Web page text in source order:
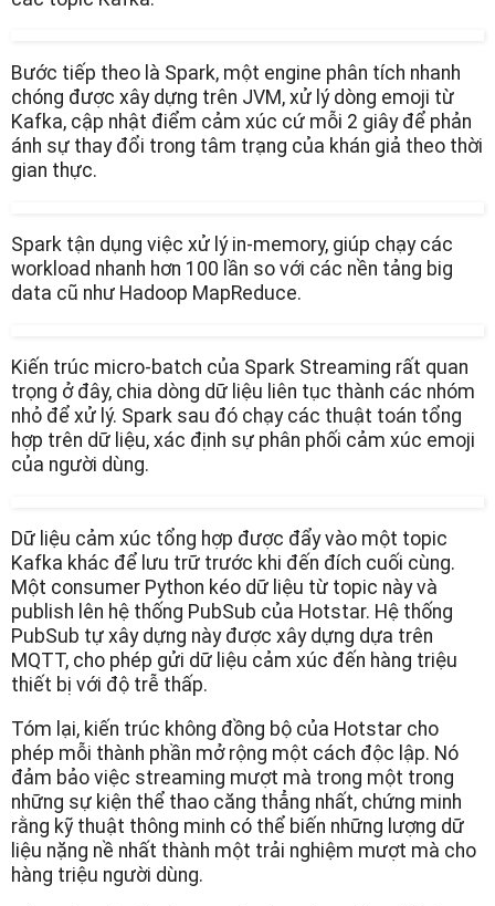
Bước tiếp theo là Spark, một engine phân tích nhanh
chóng được xây dựng trên JVM, xử lý dòng emoji từ
Kafka, cập nhật điểm cảm xúc cứ mỗi 2 giây để phản
ánh sự thay đổi trong tâm trạng của khán giả theo thời
gian thực.
Spark tận dụng việc xử lý in-memory, giúp chạy các
workload nhanh hơn 100 lần so với các nền tảng big
data cũ như Hadoop MapReduce.
Kiến trúc micro-batch của Spark Streaming rất quan
trọng ở đây, chia dòng dữ liệu liên tục thành các nhóm
nhỏ để xử lý. Spark sau đó chạy các thuật toán tổng
hợp trên dữ liệu, xác định sự phân phối cảm xúc emoji
của người dùng.
Dữ liệu cảm xúc tổng hợp được đẩy vào một topic
Kafka khác để lưu trữ trước khi đến đích cuối cùng.
Một consumer Python kéo dữ liệu từ topic này và
publish lên hệ thống PubSub của Hotstar. Hệ thống
PubSub tự xây dựng này được xây dựng dựa trên
MQTT, cho phép gửi dữ liệu cảm xúc đến hàng triệu
thiết bị với độ trễ thấp.
Tóm lại, kiến trúc không đồng bộ của Hotstar cho
phép mỗi thành phần mở rộng một cách độc lập. Nó
đảm bảo việc streaming mượt mà trong một trong
những sự kiện thể thao căng thẳng nhất, chứng minh
rằng kỹ thuật thông minh có thể biến những lượng dữ
liệu nặng nề nhất thành một trải nghiệm mượt mà cho
hàng triệu người dùng.